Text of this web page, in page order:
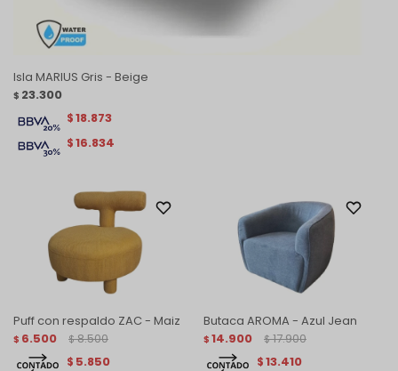
Isla MARIUS Gris - Beige
$ 23.300
$16.834
$18.873
Puff con respaldo ZAC - Maiz
$ 6.500 $ 8.500
$ 5.850
Butaca AROMA - Azul Jean
$ 14.900 $ 17.900
$13.410